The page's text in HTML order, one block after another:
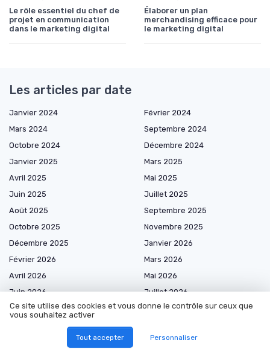
Le rôle essentiel du chef de
projet en communication
dans le marketing digital
Élaborer un plan
merchandising efficace pour
le marketing digital
Les articles par date
Janvier 2024
Février 2024
Mars 2024
Septembre 2024
Octobre 2024
Décembre 2024
Janvier 2025
Mars 2025
Avril 2025
Mai 2025
Juin 2025
Juillet 2025
Août 2025
Septembre 2025
Octobre 2025
Novembre 2025
Décembre 2025
Janvier 2026
Février 2026
Mars 2026
Avril 2026
Mai 2026
Juin 2026
Juillet 2026
Août 2026
Ce site utilise des cookies et vous donne le contrôle sur ceux que
vous souhaitez activer
Tout accepter Personnaliser